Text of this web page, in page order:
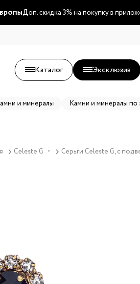
Доп. скидка 3% на покупку в
Каталог Эксклюзив
и минералы Камни и минералы по
Celeste G ▼ Серьги Celeste G, с